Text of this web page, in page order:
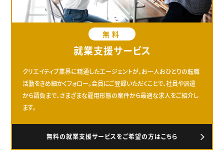
無料
就業支援サービス
クリエイティブ業界に精通したエージェントが、お一人おひとりの転職
活動をきめ細かくフォロー。会員にご登録いただくことで、社員や派遣
から請負まで、さまざまな雇用形態の案件から最適な求人をご紹介し
ます。
無料の就業支援サービスをご希望の方はこちら